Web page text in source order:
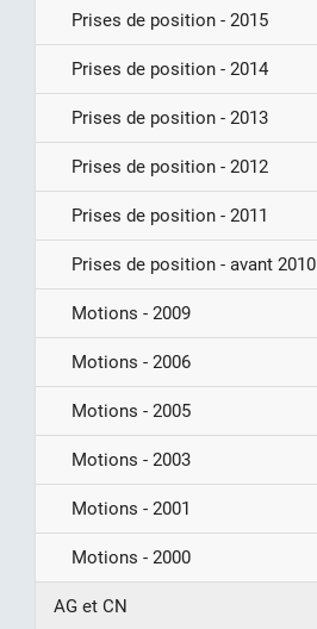
Prises de position - 2015
Prises de position - 2014
Prises de position - 2013
Prises de position - 2012
Prises de position - 2011
Prises de position - avant 2010
Motions - 2009
Motions - 2006
Motions - 2005
Motions - 2003
Motions - 2001
Motions - 2000
AG et CN